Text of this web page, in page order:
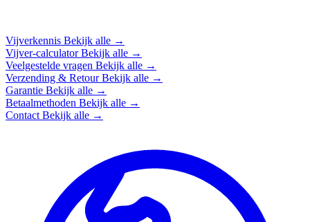
Vijverkennis Bekijk alle →
Vijver-calculatorBekijk alle →
Veelgestelde vragen Bekijk alle →
Verzending & RetourBekijk alle →
Garantie Bekijk alle →
Betaalmethoden Bekijk alle →
Contact Bekijk alle →